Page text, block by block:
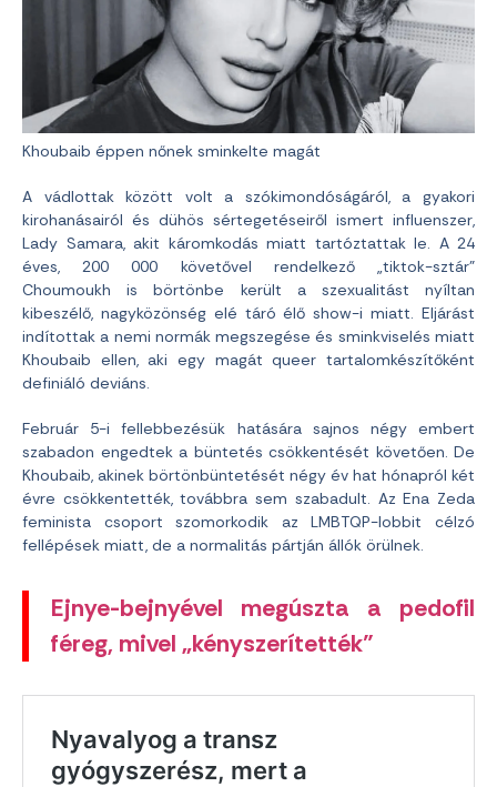
Khoubaib éppen nőnek sminkelte magát
A vádlottak között volt a szókimondóságáról, a gyakori
kirohanásairól és dühös sértegetéseiről ismert influenszer,
Lady Samara, akit káromkodás miatt tartóztattak le. A 24
éves, 200 000 követővel rendelkező „tiktok-sztár”
Choumoukh is börtönbe került a szexualitást nyíltan
kibeszélő, nagyközönség elé táró élő show-i miatt. Eljárást
indítottak a nemi normák megszegése és sminkviselés miatt
Khoubaib ellen, aki egy magát queer tartalomkészítőként
definiáló deviáns.
Február 5-i fellebbezésük hatására sajnos négy embert
szabadon engedtek a büntetés csökkentését követően. De
Khoubaib, akinek börtönbüntetését négy év hat hónapról két
évre csökkentették, továbbra sem szabadult. Az Ena Zeda
feminista csoport szomorkodik az LMBTQP-lobbit célzó
fellépések miatt, de a normalitás pártján állók örülnek.
Ejnye-bejnyével megúszta a pedofil
féreg, mivel „kényszerítették”